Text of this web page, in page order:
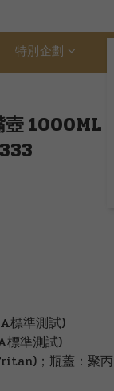
特別企劃
壺 1000ML
標準測試)
準測試)
；瓶蓋：聚丙